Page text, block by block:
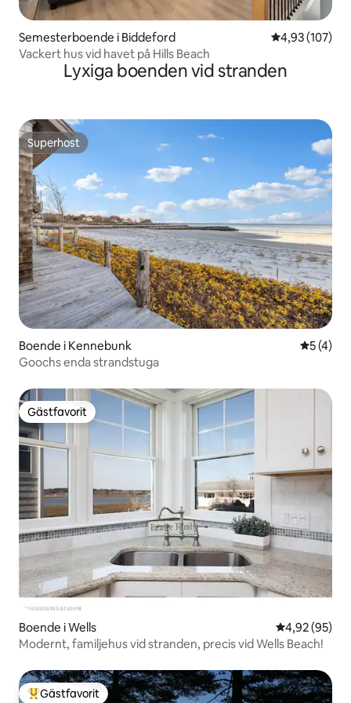
Semesterboende i Biddeford 4,93 av 5 i
4,93 (107)
Vackert hus vid havet på Hills Beach
Lyxiga boenden vid stranden
Superhost
Superhost
Boende i Kennebunk 5 av 5 i
5 (4)
Goochs enda strandstuga
Gästfavorit
Gästfavorit
Boende i Wells 4,92 av 5 i
4,92 (95)
Modernt, familjehus vid stranden, precis vid Wells Beach!
Populär gästfavorit
Gästfavorit